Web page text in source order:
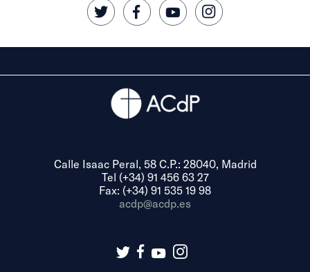
Calle Isaac Peral, 58 C.P.: 28040, Madrid
Tel (+34) 91 456 63 27
Fax: (+34) 91 535 19 98
acdp@acdp.es